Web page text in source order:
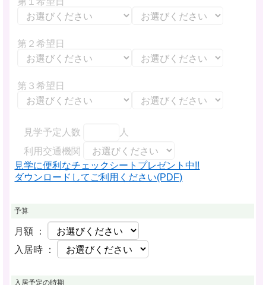
第２希望日
第３希望日
見学予定人数
人
利用交通機関
見学に便利なチェックシートプレゼント中!!
ダウンロードしてご利用ください(PDF)
予算
月額 ：
入居時 ：
入居予定の時期